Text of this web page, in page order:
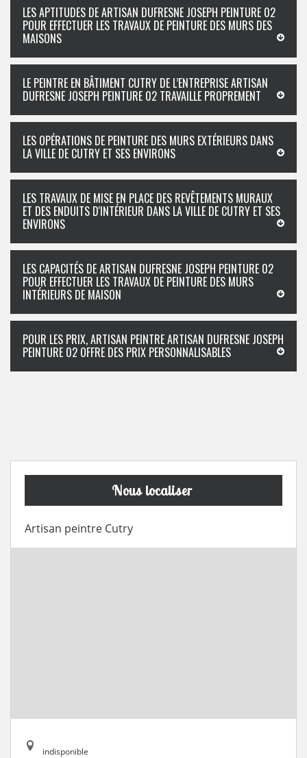
LES APTITUDES DE ARTISAN DUFRESNE JOSEPH PEINTURE 02
POUR EFFECTUER LES TRAVAUX DE PEINTURE DES MURS DES
MAISONS
LE PEINTRE EN BÂTIMENT CUTRY DE L’ENTREPRISE ARTISAN
DUFRESNE JOSEPH PEINTURE 02 TRAVAILLE PROPREMENT
LES OPÉRATIONS DE PEINTURE DES MURS EXTÉRIEURS DANS
LA VILLE DE CUTRY ET SES ENVIRONS
LES TRAVAUX DE MISE EN PLACE DES REVÊTEMENTS MURAUX
ET DES ENDUITS D'INTÉRIEUR DANS LA VILLE DE CUTRY ET SES
ENVIRONS
LES CAPACITÉS DE ARTISAN DUFRESNE JOSEPH PEINTURE 02
POUR EFFECTUER LES TRAVAUX DE PEINTURE DES MURS
INTÉRIEURS DE MAISON
POUR LES PRIX, ARTISAN PEINTRE ARTISAN DUFRESNE JOSEPH
PEINTURE 02 OFFRE DES PRIX PERSONNALISABLES
Nous localiser
Artisan peintre Cutry
indisponible